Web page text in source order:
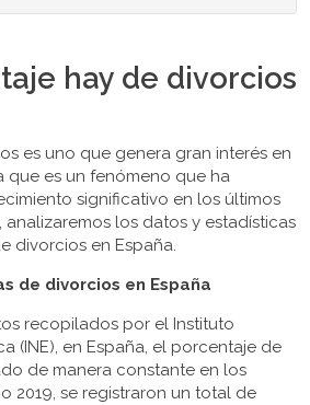
hay de divorcios
es uno que genera gran interés en
que es un fenómeno que ha
significativo en los últimos
analizaremos los datos y estadísticas
divorcios en España.
de divorcios en España
recopilados por el Instituto
(INE), en España, el porcentaje de
de manera constante en los
2019, se registraron un total de